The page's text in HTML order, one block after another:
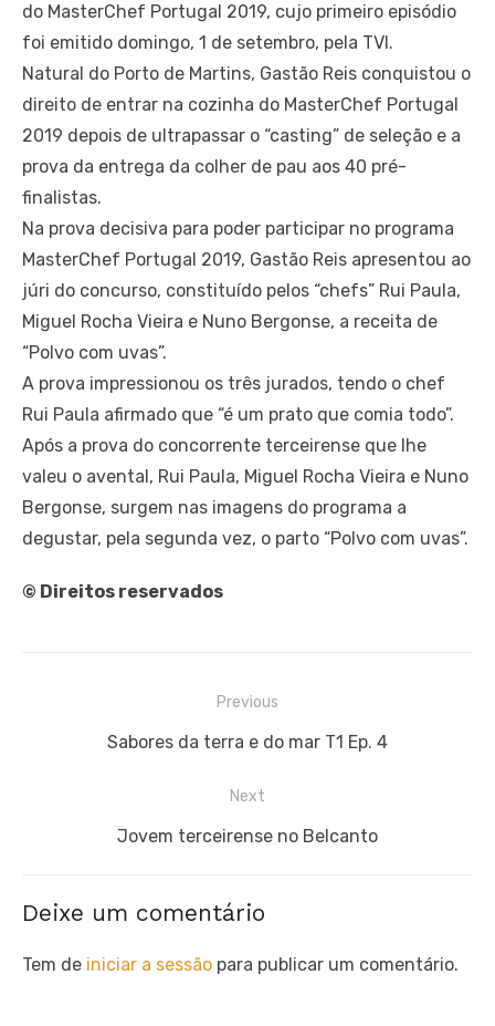
do MasterChef Portugal 2019, cujo primeiro episódio
foi emitido domingo, 1 de setembro, pela TVI.
Natural do Porto de Martins, Gastão Reis conquistou o
direito de entrar na cozinha do MasterChef Portugal
2019 depois de ultrapassar o “casting” de seleção e a
prova da entrega da colher de pau aos 40 pré-
finalistas.
Na prova decisiva para poder participar no programa
MasterChef Portugal 2019, Gastão Reis apresentou ao
júri do concurso, constituído pelos “chefs” Rui Paula,
Miguel Rocha Vieira e Nuno Bergonse, a receita de
“Polvo com uvas”.
A prova impressionou os três jurados, tendo o chef
Rui Paula afirmado que “é um prato que comia todo”.
Após a prova do concorrente terceirense que lhe
valeu o avental, Rui Paula, Miguel Rocha Vieira e Nuno
Bergonse, surgem nas imagens do programa a
degustar, pela segunda vez, o parto “Polvo com uvas”.
© Direitos reservados
Previous
Previous
Sabores da terra e do mar T1 Ep. 4
Next
Next
Jovem terceirense no Belcanto
Deixe um comentário
Tem de iniciar a sessão para publicar um comentário.